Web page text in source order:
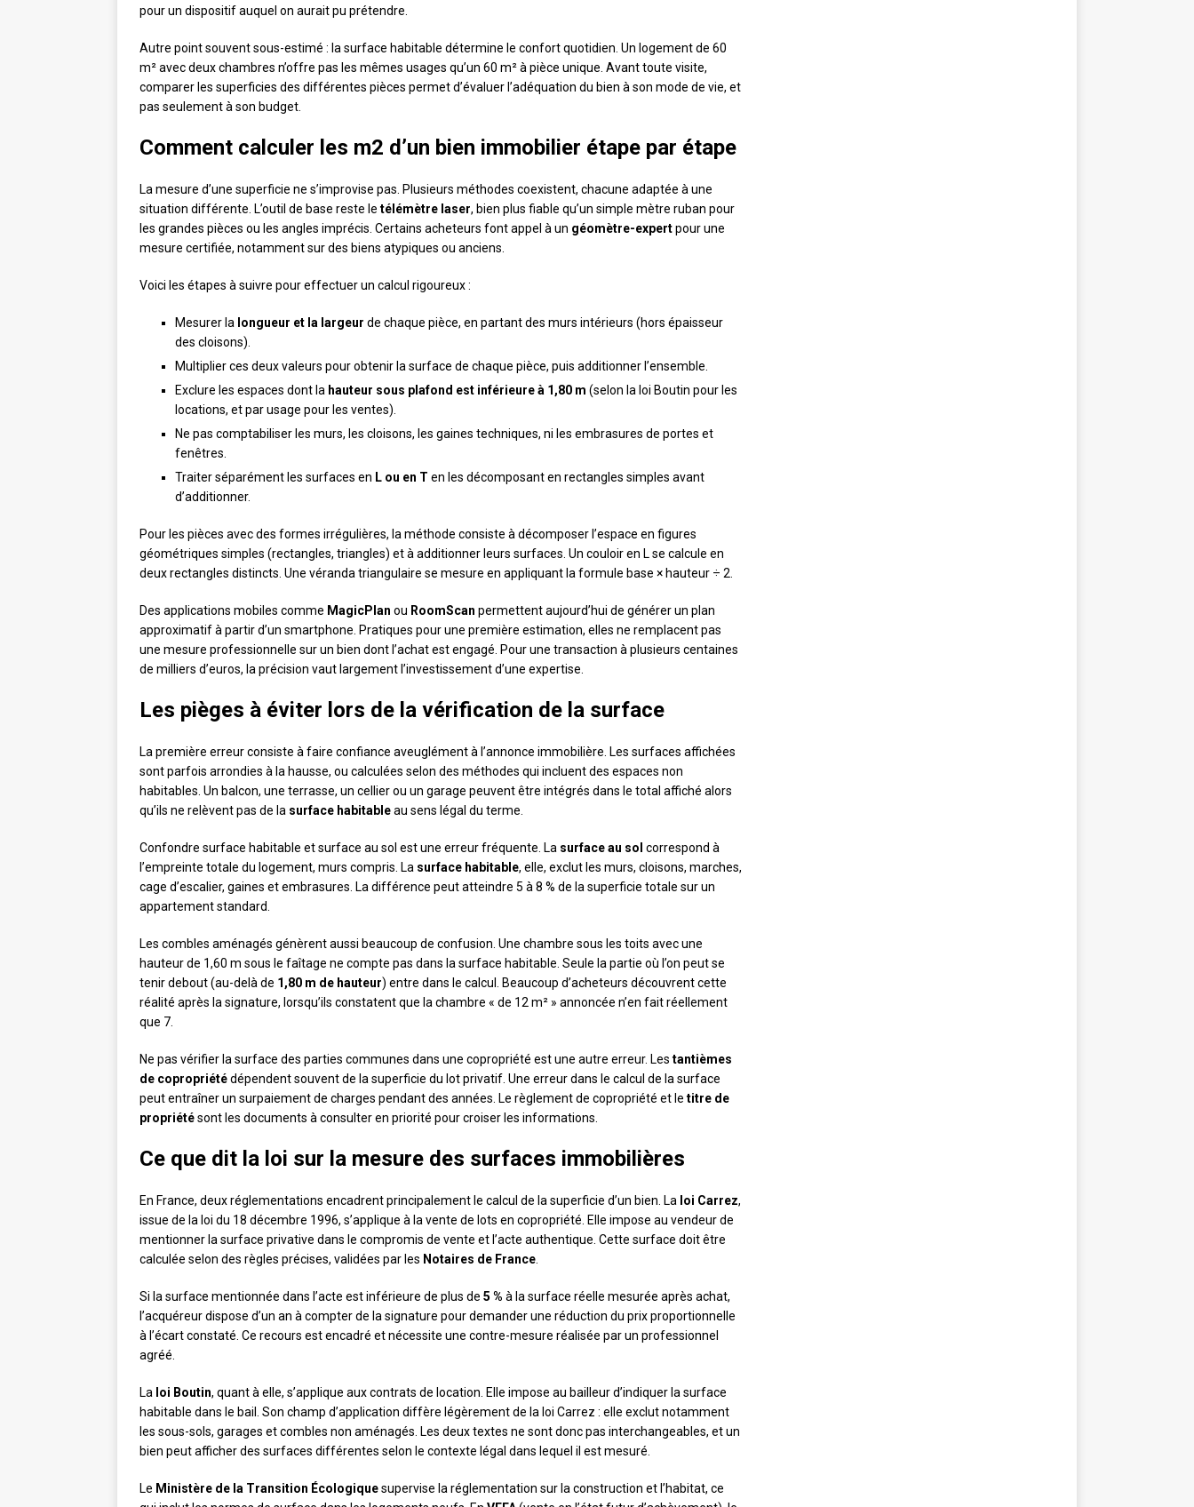
pour un dispositif auquel on aurait pu prétendre.
Autre point souvent sous-estimé : la surface habitable détermine le confort quotidien. Un logement de 60
m² avec deux chambres n’offre pas les mêmes usages qu’un 60 m² à pièce unique. Avant toute visite,
comparer les superficies des différentes pièces permet d’évaluer l’adéquation du bien à son mode de vie, et
pas seulement à son budget.
Comment calculer les m2 d’un bien immobilier étape par étape
La mesure d’une superficie ne s’improvise pas. Plusieurs méthodes coexistent, chacune adaptée à une
situation différente. L’outil de base reste le télémètre laser, bien plus fiable qu’un simple mètre ruban pour
les grandes pièces ou les angles imprécis. Certains acheteurs font appel à un géomètre-expertpour une
mesure certifiée, notamment sur des biens atypiques ou anciens.
Voici les étapes à suivre pour effectuer un calcul rigoureux :
Mesurer la longueur et la largeur de chaque pièce, en partant des murs intérieurs (hors épaisseur
des cloisons).
Multiplier ces deux valeurs pour obtenir la surface de chaque pièce, puis additionner l’ensemble.
Exclure les espaces dont la hauteur sous plafond est inférieure à 1,80 m (selon la loi Boutin pour les
locations, et par usage pour les ventes).
Ne pas comptabiliser les murs, les cloisons, les gaines techniques, ni les embrasures de portes et
fenêtres.
Traiter séparément les surfaces en L ou en T en les décomposant en rectangles simples avant
d’additionner.
Pour les pièces avec des formes irrégulières, la méthode consiste à décomposer l’espace en figures
géométriques simples (rectangles, triangles) et à additionner leurs surfaces. Un couloir en L se calcule en
deux rectangles distincts. Une véranda triangulaire se mesure en appliquant la formule base × hauteur ÷ 2.
Des applications mobiles comme MagicPlan ou RoomScan permettent aujourd’hui de générer un plan
approximatif à partir d’un smartphone. Pratiques pour une première estimation, elles ne remplacent pas
une mesure professionnelle sur un bien dont l’achat est engagé. Pour une transaction à plusieurs centaines
de milliers d’euros, la précision vaut largement l’investissement d’une expertise.
Les pièges à éviter lors de la vérification de la surface
La première erreur consiste à faire confiance aveuglément à l’annonce immobilière. Les surfaces affichées
sont parfois arrondies à la hausse, ou calculées selon des méthodes qui incluent des espaces non
habitables. Un balcon, une terrasse, un cellier ou un garage peuvent être intégrés dans le total affiché alors
qu’ils ne relèvent pas de la surface habitableau sens légal du terme.
Confondre surface habitable et surface au sol est une erreur fréquente. La surface au sol correspond à
l’empreinte totale du logement, murs compris. La surface habitable, elle, exclut les murs, cloisons, marches,
cage d’escalier, gaines et embrasures. La différence peut atteindre 5 à 8 % de la superficie totale sur un
appartement standard.
Les combles aménagés génèrent aussi beaucoup de confusion. Une chambre sous les toits avec une
hauteur de 1,60 m sous le faîtage ne compte pas dans la surface habitable. Seule la partie où l’on peut se
tenir debout (au-delà de 1,80 m de hauteur) entre dans le calcul. Beaucoup d’acheteurs découvrent cette
réalité après la signature, lorsqu’ils constatent que la chambre « de 12 m² » annoncée n’en fait réellement
que 7.
Ne pas vérifier la surface des parties communes dans une copropriété est une autre erreur. Les tantièmes
de copropriétédépendent souvent de la superficie du lot privatif. Une erreur dans le calcul de la surface
peut entraîner un surpaiement de charges pendant des années. Le règlement de copropriété et le titre de
propriétésont les documents à consulter en priorité pour croiser les informations.
Ce que dit la loi sur la mesure des surfaces immobilières
En France, deux réglementations encadrent principalement le calcul de la superficie d’un bien. La loi Carrez,
issue de la loi du 18 décembre 1996, s’applique à la vente de lots en copropriété. Elle impose au vendeur de
mentionner la surface privative dans le compromis de vente et l’acte authentique. Cette surface doit être
calculée selon des règles précises, validées par les Notaires de France
Si la surface mentionnée dans l’acte est inférieure de plus de 5 % à la surface réelle mesurée après achat,
l’acquéreur dispose d’un an à compter de la signature pour demander une réduction du prix proportionnelle
à l’écart constaté. Ce recours est encadré et nécessite une contre-mesure réalisée par un professionnel
agréé.
La loi Boutin, quant à elle, s’applique aux contrats de location. Elle impose au bailleur d’indiquer la surface
habitable dans le bail. Son champ d’application diffère légèrement de la loi Carrez : elle exclut notamment
les sous-sols, garages et combles non aménagés. Les deux textes ne sont donc pas interchangeables, et un
bien peut afficher des surfaces différentes selon le contexte légal dans lequel il est mesuré.
Le Ministère de la Transition Écologiquesupervise la réglementation sur la construction et l’habitat, ce